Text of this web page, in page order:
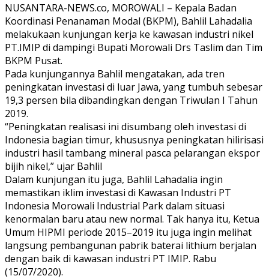
NUSANTARA-NEWS.co, MOROWALI – Kepala Badan
Koordinasi Penanaman Modal (BKPM), Bahlil Lahadalia
melakukaan kunjungan kerja ke kawasan industri nikel
PT.IMIP di dampingi Bupati Morowali Drs Taslim dan Tim
BKPM Pusat.
Pada kunjungannya Bahlil mengatakan, ada tren
peningkatan investasi di luar Jawa, yang tumbuh sebesar
19,3 persen bila dibandingkan dengan Triwulan I Tahun
2019.
“Peningkatan realisasi ini disumbang oleh investasi di
Indonesia bagian timur, khususnya peningkatan hilirisasi
industri hasil tambang mineral pasca pelarangan ekspor
bijih nikel,” ujar Bahlil
Dalam kunjungan itu juga, Bahlil Lahadalia ingin
memastikan iklim investasi di Kawasan Industri PT
Indonesia Morowali Industrial Park dalam situasi
kenormalan baru atau new normal. Tak hanya itu, Ketua
Umum HIPMI periode 2015–2019 itu juga ingin melihat
langsung pembangunan pabrik baterai lithium berjalan
dengan baik di kawasan industri PT IMIP. Rabu
(15/07/2020).